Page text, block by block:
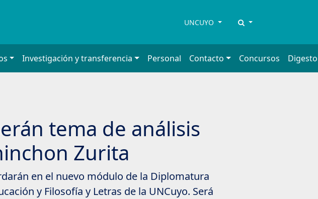
UNCUYO
Investigación y transferencia Personal Contacto Concursos Digesto
tema de análisis
Zurita
en el nuevo módulo de la Diplomatura
y Filosofía y Letras de la UNCuyo. Será